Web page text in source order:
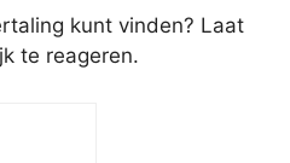
kunt vinden? Laat
te reageren.